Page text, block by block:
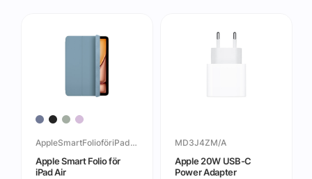
AppleSmartFolioföriPadAir
Apple Smart Folio för
iPad Air
MD3J4ZM/A
Apple 20W USB-C
Power Adapter